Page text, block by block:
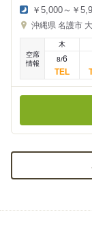
夜
の
￥5,000～￥
沖縄県 名護市
空席
情報
木
8/6